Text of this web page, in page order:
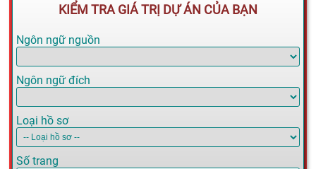
KIỂM TRA GIÁ TRỊ DỰ ÁN CỦA BẠN
Ngôn ngữ nguồn
Ngôn ngữ đích
Loại hồ sơ
Số trang